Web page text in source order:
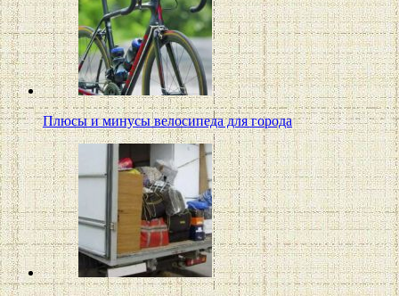
Плюсы и минусы велосипеда для города